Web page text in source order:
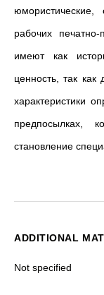
юмористические,
рабочих
имеют как
ценность, так
характеристики
предпосылках,
становление
ADDITIONAL
Not specified